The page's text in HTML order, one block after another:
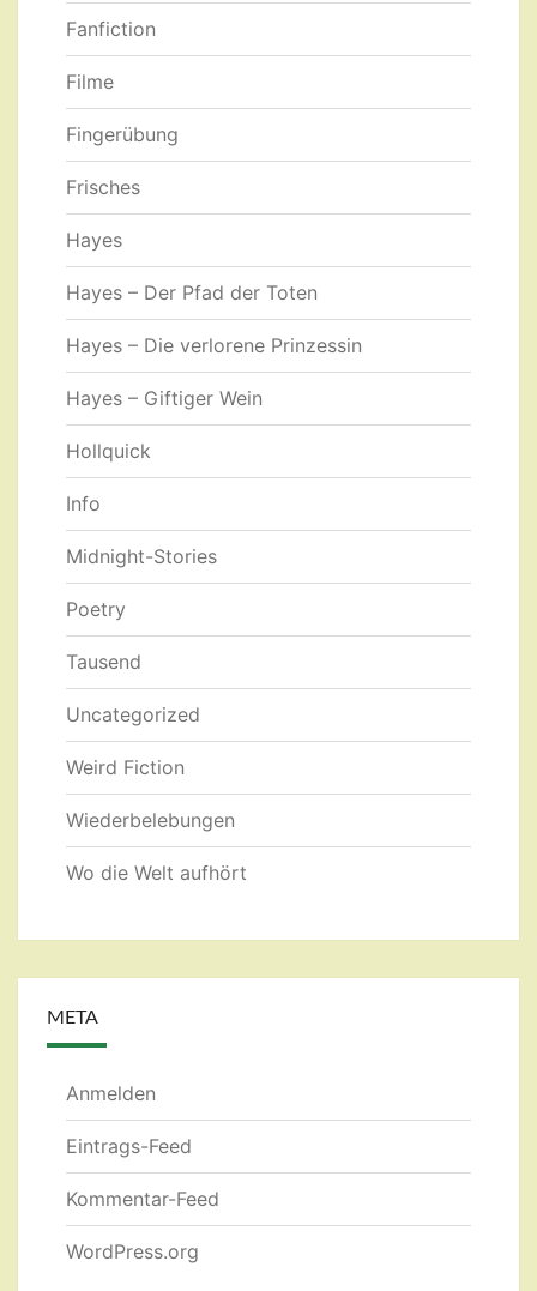
Fanfiction
Filme
Fingerübung
Frisches
Hayes
Hayes – Der Pfad der Toten
Hayes – Die verlorene Prinzessin
Hayes – Giftiger Wein
Hollquick
Info
Midnight-Stories
Poetry
Tausend
Uncategorized
Weird Fiction
Wiederbelebungen
Wo die Welt aufhört
META
Anmelden
Eintrags-Feed
Kommentar-Feed
WordPress.org